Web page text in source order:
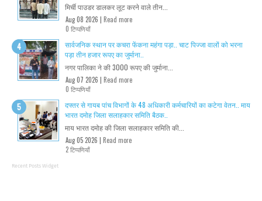
मिर्ची पाउडर डालकर लूट करने वाले तीन...
Aug 08 2026 | Read more
0 टिप्पणियाँ
सार्वजनिक स्थान पर कचरा फेंकना महंगा पड़ा.. चाट पिज्जा वालों को भरना
पड़ा तीन हजार रूपए का जुर्माना..
नगर पालिका ने की 3000 रूपए की जुर्माना...
Aug 07 2026 | Read more
0 टिप्पणियाँ
दफ्तर से गायब पांच विभागों के 48 अधिकारी कर्मचारियों का कटेगा वेतन.. माय
भारत दमोह जिला सलाहकार समिति बैठक..
माय भारत दमोह की जिला सलाहकार समिति की...
Aug 05 2026 | Read more
2 टिप्पणियाँ
Recent Posts Widget